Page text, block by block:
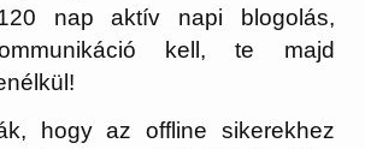
nap aktív napi blogolás,
kell, te majd
hogy az offline sikerekhez